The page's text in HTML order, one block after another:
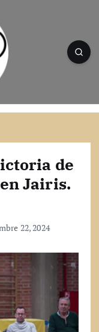
de baloncesto donde
Crónicas, noticias,
mejor baloncesto
de
Jairis.
22, 2024